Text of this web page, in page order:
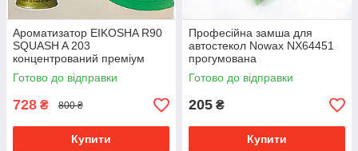
Ароматизатор EIKOSHA R90
SQUASH A 203
концентрований преміум
аромат
Готово до відправки
728 ₴ 800 ₴
Купити
Професійна замша для
автостекол Nowax NX64451
прогумована
Готово до відправки
205 ₴
Купити